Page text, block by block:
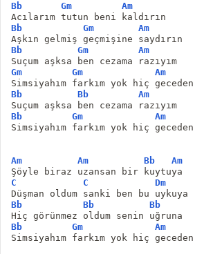
Bb Gm
Am
Acılarım tutun beni kaldırın
Bb
Gm
Am
Aşkın gelmiş geçmişine saydırın
Bb
Gm
Am
Suçum aşksa ben cezama razıyım
Gm
Gm
Am
Simsiyahım farkım yok hiç geceden
Bb
Bb
Am
Suçum aşksa ben cezama razıyım
Bb
Gm
Am
Simsiyahım farkım yok hiç geceden
Am Am Bb
Am
Şöyle biraz uzansan bir kuytuya
C
C
Dm
Düşman oldum sanki ben bu uykuya
Bb
Bb
Bb
Hiç görünmez oldum senin uğruna
Bb
Gm
Am
Simsiyahım farkım yok hiç geceden